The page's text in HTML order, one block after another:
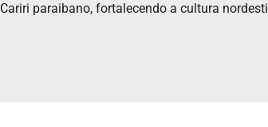
paraibano, fortalecendo a cultura